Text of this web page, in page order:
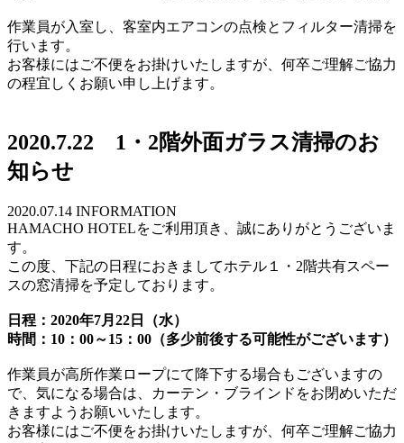
作業員が入室し、客室内エアコンの点検とフィルター清掃を
行います。
お客様にはご不便をお掛けいたしますが、何卒ご理解ご協力
の程宜しくお願い申し上げます。
2020.7.22 1・2階外面ガラス清掃のお
知らせ
2020.07.14 INFORMATION
HAMACHO HOTELをご利用頂き、誠にありがとうございま
す。
この度、下記の日程におきましてホテル１・2階共有スペー
スの窓清掃を予定しております。
日程：2020年7月22日（水）
時間：10：00～15：00（多少前後する可能性がございます）
作業員が高所作業ロープにて降下する場合もございますの
で、気になる場合は、カーテン・ブラインドをお閉めいただ
きますようお願いいたします。
お客様にはご不便をお掛けいたしますが、何卒ご理解ご協力